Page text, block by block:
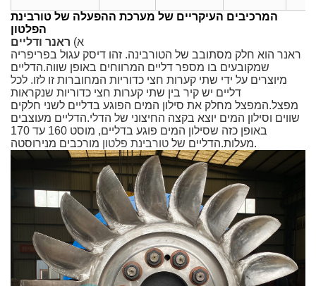
המרכיבים העיקריים של מערכת ההפעלה של טורבינת
הפלטון
א) ראנר ודליים
ראנר הוא חלק מסתובב של הטורבינה. זהו דיסק עגול בפריפריה
שמקובעים בו מספר דליים המרווחים באופן שווה.הדליים
מיוצרים על ידי שתי קערות חצי כדוריות המחוברות זו לזו. לכל
דליים יש קיר בין שתי קערות חצי כדוריות שנקראות
מפצל.המפצל מחלק את סילון המים הפוגע בדליים לשני חלקים
שווים וסילון המים יוצא בקצה החיצוני של הדלי.הדליים מעוצבים
באופן כזה שסילון המים פוגע בדליים, מוסט 160 עד 170
מעלות.הדליים של טורבינת פלטון מורכבים מנירוסטה.